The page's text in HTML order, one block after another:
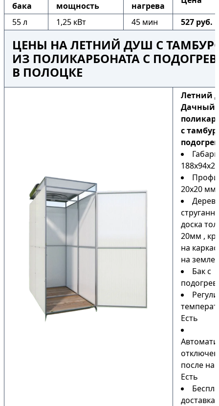
бака мощность нагрева
55 л 1,25 кВт 45 мин 527 руб.
ЦЕНЫ НА ЛЕТНИЙ ДУШ С
ИЗ ПОЛИКАРБОНАТА С
В ПОЛОЦКЕ
Летний
Дачный
с
20х20 мм
доска
20мм ,
на
на земле)
Бак с
Есть
после
Есть
доставка